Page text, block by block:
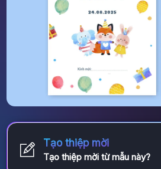
Tạo thiệp mời
Tạo thiệp mời từ mẫu này?